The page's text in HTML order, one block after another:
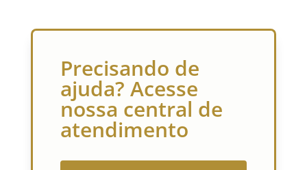
Precisando de
ajuda? Acesse
nossa central de
atendimento